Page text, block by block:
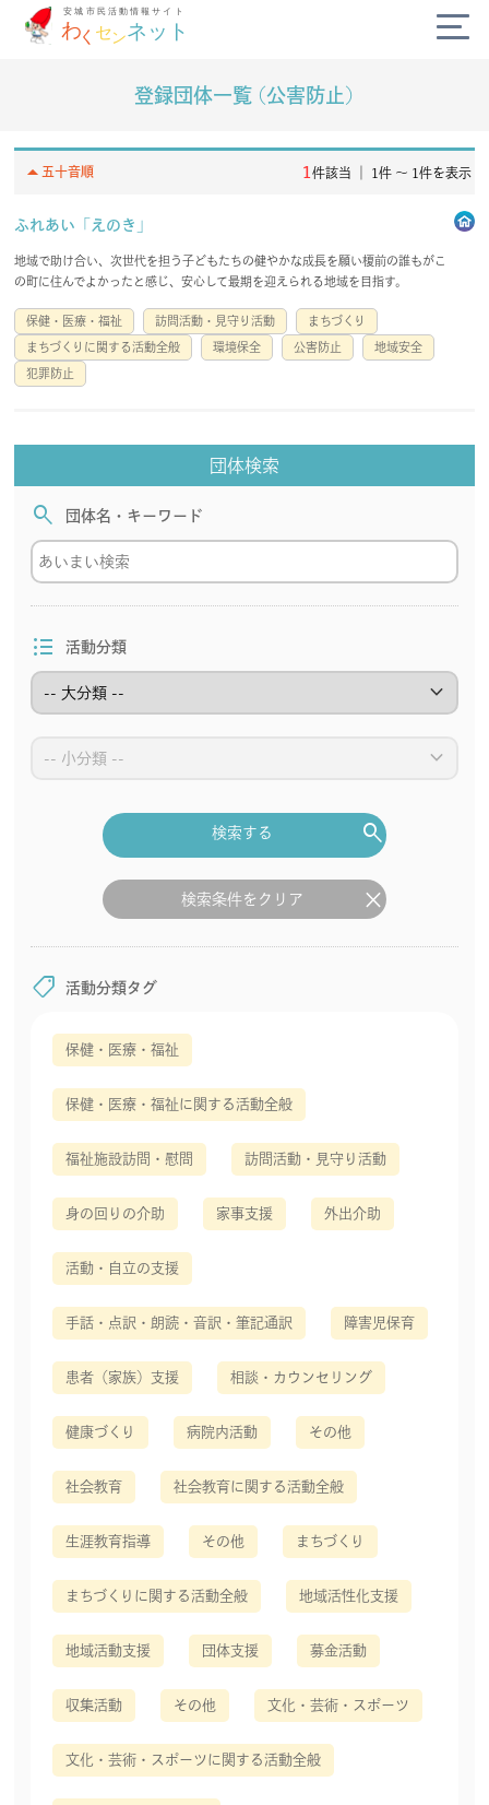
diversity_3
campaign
today
volunteer_activism
handshake
会員規約
account_circle login
登録団体一覧 (公害防止)
arrow_drop_up五十音順 1 件該当 ｜ 1件 〜 1件を表示
ふれあい「えのき」
地域で助け合い、次世代を担う子どもたちの健やかな成長を願い榎前の誰もがこ
の町に住んでよかったと感じ、安心して最期を迎えられる地域を目指す。
保健・医療・福祉 訪問活動・見守り活動 まちづくり
まちづくりに関する活動全般 環境保全 公害防止 地域安全
犯罪防止
団体検索
search 団体名・キーワード
format_list_bulleted 活動分類
keyboard_arrow_down
keyboard_arrow_down
search
検索する
clear
検索条件をクリア
shoppingmode 活動分類タグ
保健・医療・福祉
保健・医療・福祉に関する活動全般
福祉施設訪問・慰問 訪問活動・見守り活動
身の回りの介助 家事支援 外出介助
活動・自立の支援
手話・点訳・朗読・音訳・筆記通訳 障害児保育
患者（家族）支援 相談・カウンセリング
健康づくり 病院内活動 その他
社会教育 社会教育に関する活動全般
生涯教育指導 その他 まちづくり
まちづくりに関する活動全般 地域活性化支援
地域活動支援 団体支援 募金活動
収集活動 その他 文化・芸術・スポーツ
文化・芸術・スポーツに関する活動全般